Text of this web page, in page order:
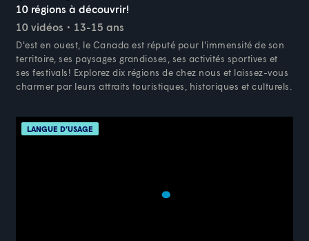
10 régions à découvrir!
10 vidéos
13-15 ans
D'est en ouest, le Canada est réputé pour l'immensité de son
territoire, ses paysages grandioses, ses activités sportives et
ses festivals! Explorez dix régions de chez nous et laissez-vous
charmer par leurs attraits touristiques, historiques et culturels.
LANGUE D’USAGE